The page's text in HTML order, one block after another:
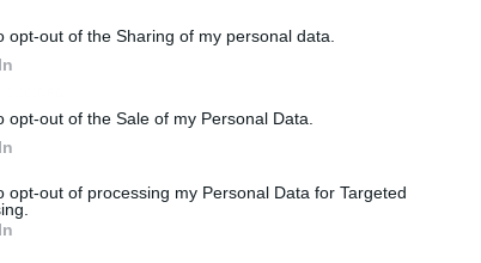
opt-out of the Sharing of my personal data.
opt-out of the Sale of my Personal Data.
opt-out of processing my Personal Data for Targeted